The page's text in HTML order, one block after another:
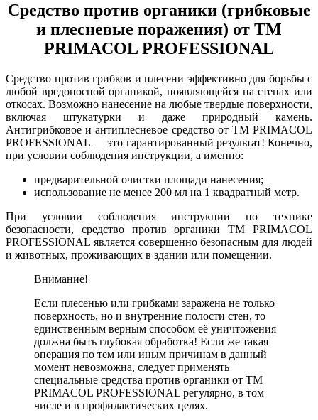
Средство против органики (грибковые
и плесневые поражения) от ТМ
PRIMACOL PROFESSIONAL
Средство против грибков и плесени эффективно для борьбы с
любой вредоносной органикой, появляющейся на стенах или
откосах. Возможно нанесение на любые твердые поверхности,
включая штукатурки и даже природный камень.
Антигрибковое и антиплесневое средство от ТМ PRIMACOL
PROFESSIONAL — это гарантированный результат! Конечно,
при условии соблюдения инструкции, а именно:
предварительной очистки площади нанесения;
использование не менее 200 мл на 1 квадратный метр.
При условии соблюдения инструкции по технике
безопасности, средство против органики ТМ PRIMACOL
PROFESSIONAL является совершенно безопасным для людей
и животных, проживающих в здании или помещении.
Внимание!
Если плесенью или грибками заражена не только
поверхность, но и внутренние полости стен, то
единственным верным способом её уничтожения
должна быть глубокая обработка! Если же такая
операция по тем или иным причинам в данный
момент невозможна, следует применять
специальные средства против органики от ТМ
PRIMACOL PROFESSIONAL регулярно, в том
числе и в профилактических целях.